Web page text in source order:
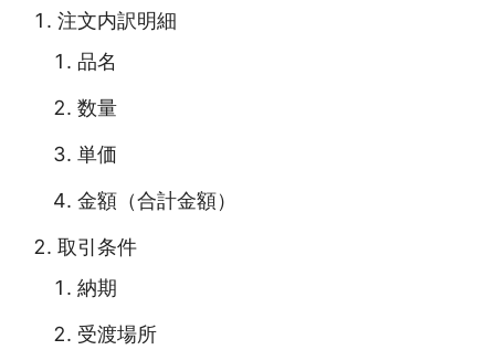
注文内訳明細
品名
数量
単価
金額（合計金額）
取引条件
納期
受渡場所